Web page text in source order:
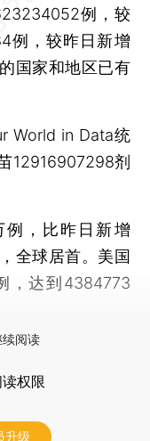
例，较
例，较昨日新增
国家和地区已有
in Data统
12916907298剂
，比昨日新增
全球居首。美国
，达到4384773
续阅读
权限
升级